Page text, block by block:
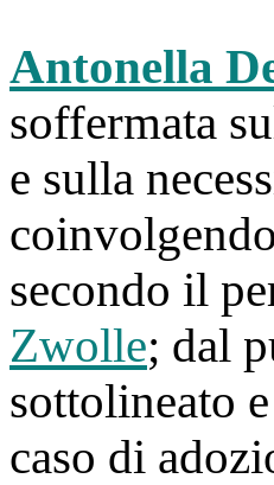
Antonella
soffermata
e sulla
secondo il
Zwolle; dal
sottolineato
caso di